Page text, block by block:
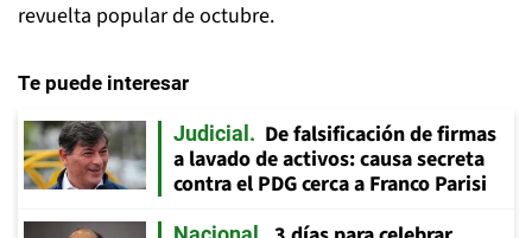
revuelta popular de octubre.
Te puede interesar
Judicial
De falsificación de firmas
a lavado de activos: causa secreta
contra el PDG cerca a Franco Parisi